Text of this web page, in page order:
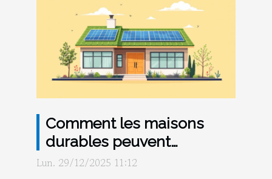
Comment les maisons
durables peuvent
transformer votre
Lun. 29/12/2025 11:12